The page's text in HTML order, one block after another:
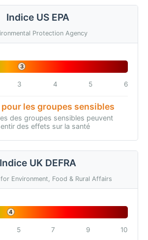
Indice US EPA
Protection Agency
3
3 4 5 6
les groupes sensibles
des groupes sensibles peuvent
des effets sur la santé
Indice UK DEFRA
Environment, Food & Rural Affairs
4
5 7 9 10